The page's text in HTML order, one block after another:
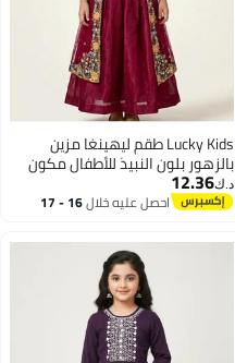
2
Lucky Kids طقم ليهينغا مزين
بالزهور بلون النبيذ للأطفال مكون
من 4 قطع مع سترة وشال
د.ك‏12.36
احصل عليه خلال 16 - 17